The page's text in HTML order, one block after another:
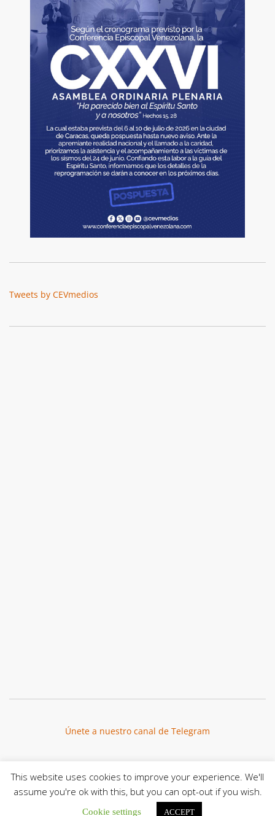
Tweets by CEVmedios
Únete a nuestro canal de Telegram
Buscar: Botón de
This website uses cookies to improve your experience. We'll
assume you're ok with this, but you can opt-out if you wish.
Cookie settings ACCEPT